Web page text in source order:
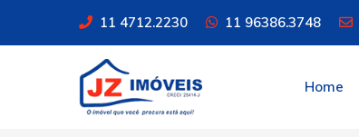
11 4712.2230 11 96386.3748
Home